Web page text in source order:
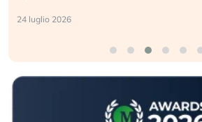
17 luglio 2026